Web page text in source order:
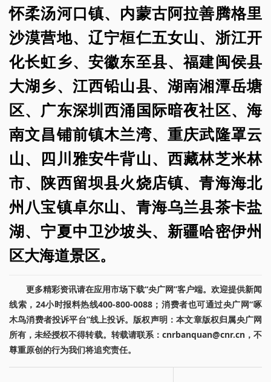
怀柔汤河口镇、内蒙古阿拉善腾格里
沙漠营地、辽宁桓仁五女山、浙江开
化长虹乡、安徽东至县、福建闽侯县
大湖乡、江西铅山县、湖南湘潭岳塘
区、广东深圳西涌国际暗夜社区、海
南文昌铺前镇木兰湾、重庆武隆罩云
山、四川雅安牛背山、西藏林芝米林
市、陕西留坝县火烧店镇、青海海北
州八宝镇卓尔山、青海乌兰县茶卡盐
湖、宁夏中卫沙坡头、新疆哈密伊州
区大海道景区。
更多精彩资讯请在应用市场下载“央广网”客户端。欢迎提供新闻
线索，24小时报料热线400-800-0088；消费者也可通过央广网“啄
木鸟消费者投诉平台”线上投诉。版权声明：本文章版权归属央广网
所有，未经授权不得转载。转载请联系：cnrbanquan@cnr.cn，不
尊重原创的行为我们将追究责任。